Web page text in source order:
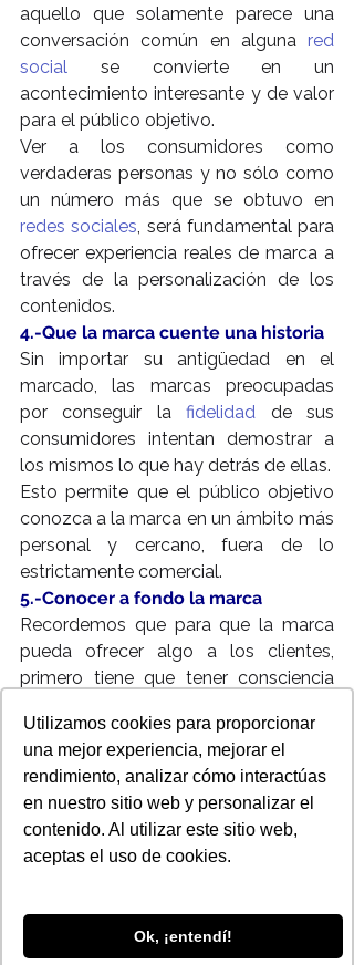
Utilizamos cookies para proporcionar
una mejor experiencia, mejorar el
rendimiento, analizar cómo interactúas
en nuestro sitio web y personalizar el
contenido. Al utilizar este sitio web,
aceptas el uso de cookies.
Ok, ¡entendí!
aquello que solamente parece una
conversación común en alguna red
social se convierte en un
acontecimiento interesante y de valor
para el público objetivo.
Ver a los consumidores como
verdaderas personas y no sólo como
redes sociales, será fundamental para
ofrecer experiencia reales de marca a
través de la personalización de los
contenidos.
4.-Que la marca cuente una historia
Sin importar su antigüedad en el
marcado, las marcas preocupadas
por conseguir la fidelidad de sus
consumidores intentan demostrar a
los mismos lo que hay detrás de ellas.
Esto permite que el público objetivo
conozca a la marca en un ámbito más
personal y cercano, fuera de lo
estrictamente comercial.
5.-Conocer a fondo la marca
Recordemos que para que la marca
pueda ofrecer algo a los clientes,
primero tiene que tener consciencia
y errores, para que así pueda ser lo
más transparente posible con el
consumidor y ganar su confianza.
Autor: Fernanda Gonzalez
Para nosotros es importante y muy
valiosa tu opinión sobre este blog !
como mejorar !